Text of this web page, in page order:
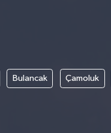
Bulancak Çamoluk